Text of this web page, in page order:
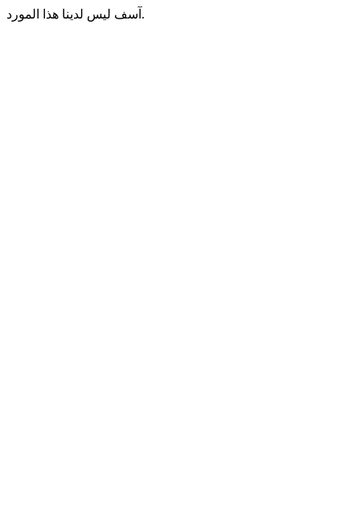
آسف ليس لدينا هذا المورد.